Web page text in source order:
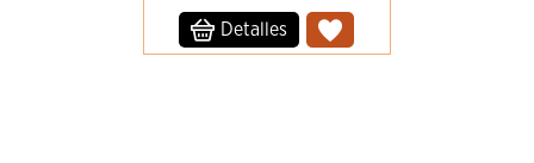
Detalles